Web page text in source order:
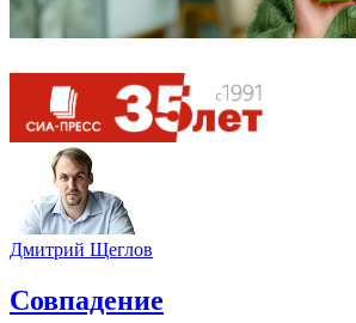
Дмитрий Щеглов
​Совпадение